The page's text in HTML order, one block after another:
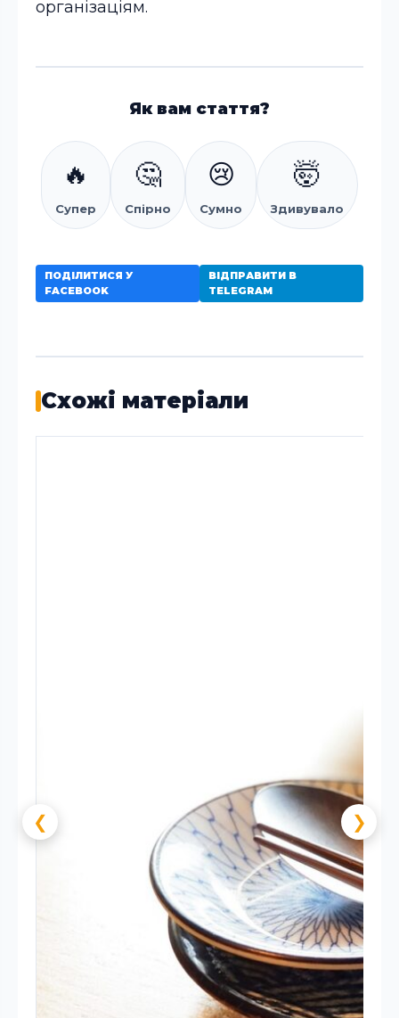
організаціям.
Як вам стаття?
🔥
Супер
🤔
Спірно
😢
Сумно
🤯
Здивувало
ПОДІЛИТИСЯ У
FACEBOOK
ВІДПРАВИТИ В
TELEGRAM
Схожі матеріали
❮ ❯